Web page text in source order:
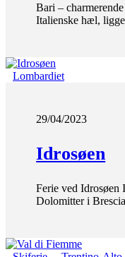
Bari –
Italienske hæl,
Lombardiet
29/04/2023
Idrosøen
Ferie ved Idrosøen
Dolomitter i